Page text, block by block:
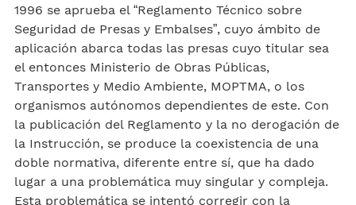
1996 se aprueba el “Reglamento Técnico sobre
Seguridad de Presas y Embalses”, cuyo ámbito de
aplicación abarca todas las presas cuyo titular sea
el entonces Ministerio de Obras Públicas,
Transportes y Medio Ambiente, MOPTMA, o los
organismos autónomos dependientes de este. Con
la publicación del Reglamento y la no derogación de
la Instrucción, se produce la coexistencia de una
doble normativa, diferente entre sí, que ha dado
lugar a una problemática muy singular y compleja.
Esta problemática se intentó corregir con la